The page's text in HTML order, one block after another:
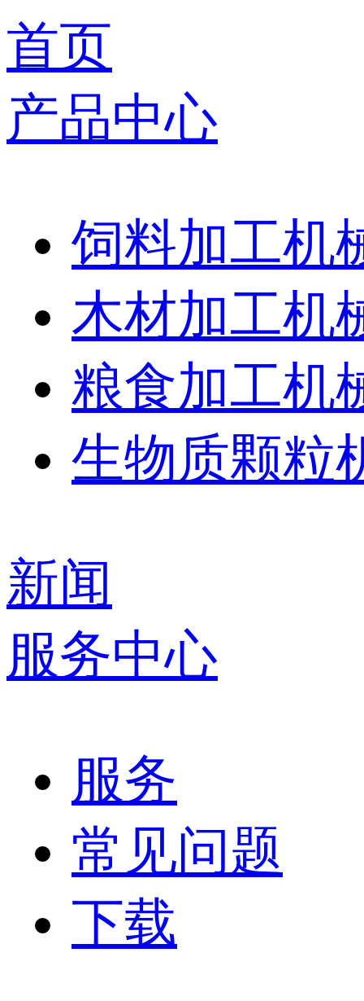
首页
产品中心
饲料加工机
木材加工机
粮食加工机
生物质颗粒
新闻
服务中心
服务
常见问题
下载